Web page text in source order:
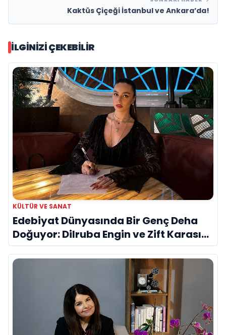
Kaktüs Çiçeği İstanbul ve Ankara’da!
İLGINIZI ÇEKEBILIR
KÜLTÜR VE SANAT
Edebiyat Dünyasında Bir Genç Deha
Doğuyor: Dilruba Engin ve Zift Karası
Evreni ‘AVENOİR’